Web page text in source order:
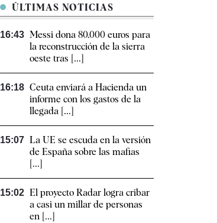
ÚLTIMAS NOTICIAS
16:43 Messi dona 80.000 euros para
la reconstrucción de la sierra
oeste tras [...]
16:18 Ceuta enviará a Hacienda un
informe con los gastos de la
llegada [...]
15:07 La UE se escuda en la versión
de España sobre las mafias
[...]
15:02 El proyecto Radar logra cribar
a casi un millar de personas
en [...]